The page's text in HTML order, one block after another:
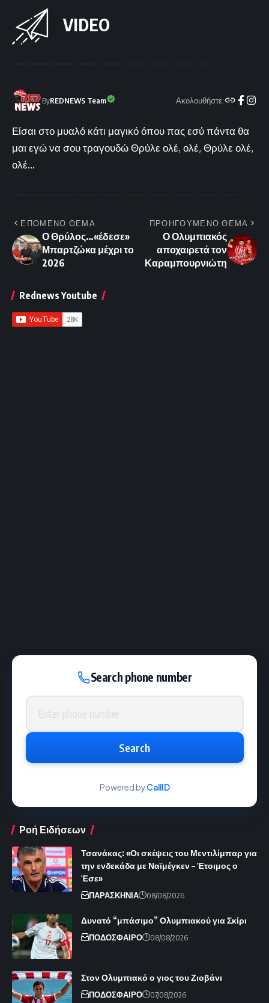
VIDEO
ByREDNEWS Team Ακολουθήστε:
Είσαι στο μυαλό κάτι μαγικό όπου πας εσύ πάντα θα
μαι εγώ να σου τραγουδώ Θρύλε ολέ, ολέ, Θρύλε ολέ,
ολέ...
ΕΠΟΜΕΝΟ ΘΕΜΑ
Ο Θρύλος…«έδεσε»
Μπαρτζώκα μέχρι το
2026
ΠΡΟΗΓΟΥΜΕΝΟ ΘΕΜΑ
Ο Ολυμπιακός
αποχαιρετά τον
Καραμπουρνιώτη
Rednews Youtube
Search phone number
Phone number
Search
Powered byCallID
Ροή Ειδήσεων
Τσανάκας: «Οι σκέψεις του Μεντιλίμπαρ για
την ενδεκάδα με Ναϊμέγκεν – Έτοιμος ο
Έσε»
ΠΑΡΑΣΚΗΝΙΑ 08/08/2026
Δυνατό “μπάσιμο” Ολυμπιακού για Σκίρι
ΠΟΔΟΣΦΑΙΡΟ 08/08/2026
Στον Ολυμπιακό ο γιος του Ζιοβάνι
ΠΟΔΟΣΦΑΙΡΟ 07/08/2026